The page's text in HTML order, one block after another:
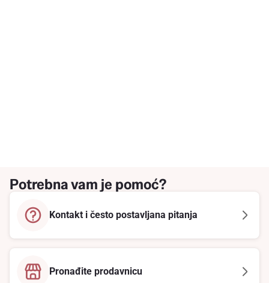
Potrebna vam je pomoć?
Kontakt i često postavljana pitanja
Pronađite prodavnicu